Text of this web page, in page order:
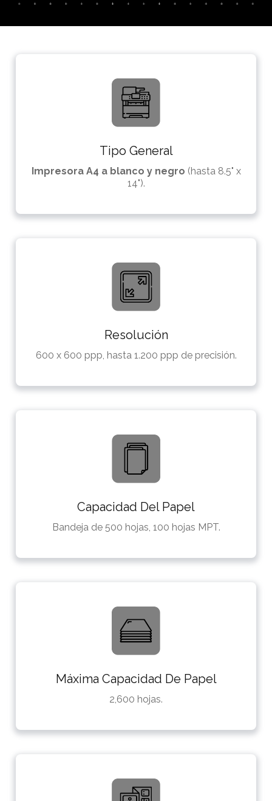
Tipo General
Impresora A4 a blanco y negro (hasta 8.5" x
14").
Resolución
600 x 600 ppp, hasta 1.200 ppp de precisión.
Capacidad Del Papel
Bandeja de 500 hojas, 100 hojas MPT.
Máxima Capacidad De Papel
2,600 hojas.